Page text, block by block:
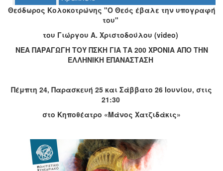
ΤΟΠΟΣ
ΔΗΜΟΣ
Θεόδωρος Κολοκοτρώνης "Ο Θεός έβαλε την υπογραφή
του"
του Γιώργου Α. Χριστοδούλου (video)
ΝΕΑ ΠΑΡΑΓΩΓΗ ΤΟΥ ΠΣΚΗ ΓΙΑ ΤΑ 200 ΧΡΟΝΙΑ ΑΠΟ ΤΗΝ
ΕΛΛΗΝΙΚΗ ΕΠΑΝΑΣΤΑΣΗ
Πέμπτη 24, Παρασκευή 25 και Σάββατο 26 Ιουνίου, στις
21:30
στο Κηποθέατρο «Μάνος Χατζιδάκις»